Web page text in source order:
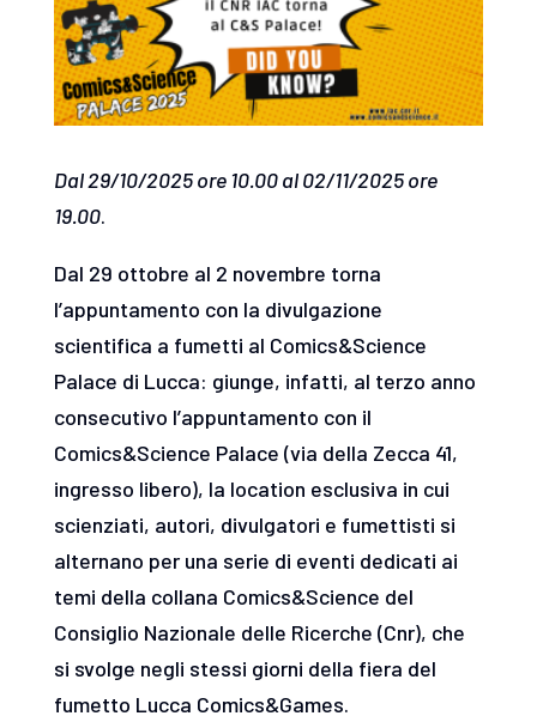
Dal 29/10/2025 ore 10.00 al 02/11/2025 ore
19.00.
Dal 29 ottobre al 2 novembre torna
l’appuntamento con la divulgazione
scientifica a fumetti al Comics&Science
Palace di Lucca: giunge, infatti, al terzo anno
consecutivo l’appuntamento con il
Comics&Science Palace (via della Zecca 41,
ingresso libero), la location esclusiva in cui
scienziati, autori, divulgatori e fumettisti si
alternano per una serie di eventi dedicati ai
temi della collana Comics&Science del
Consiglio Nazionale delle Ricerche (Cnr), che
si svolge negli stessi giorni della fiera del
fumetto Lucca Comics&Games.